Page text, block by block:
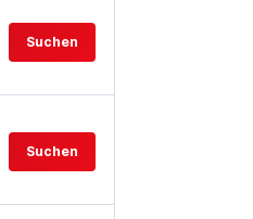
Suchen
Suchen